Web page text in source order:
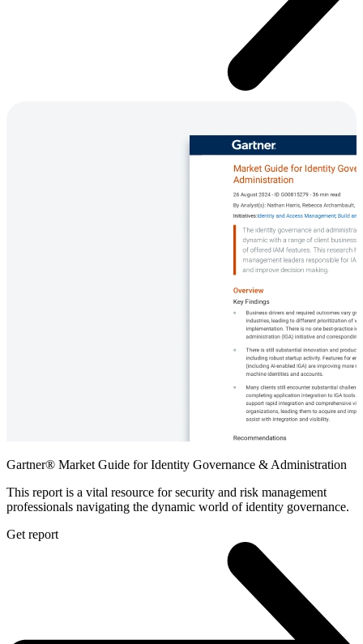
Gartner® Market Guide for Identity Governance & Administration
This report is a vital resource for security and risk management
professionals navigating the dynamic world of identity governance.
Get report